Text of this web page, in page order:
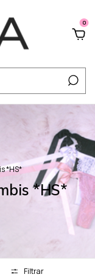
0
*HS*
*HS*
Filtrar